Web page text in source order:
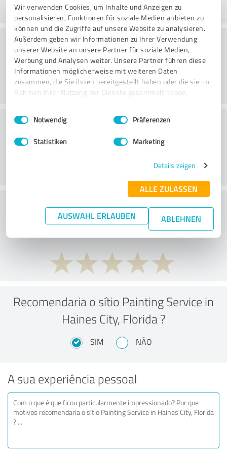
Wir verwenden Cookies, um Inhalte und Anzeigen zu
personalisieren, Funktionen für soziale Medien anbieten zu
können und die Zugriffe auf unsere Website zu analysieren.
Außerdem geben wir Informationen zu Ihrer Verwendung
unserer Website an unsere Partner für soziale Medien,
Werbung und Analysen weiter. Unsere Partner führen diese
Informationen möglicherweise mit weiteren Daten
zusammen, die Sie ihnen bereitgestellt haben oder die sie im
Rahmen Ihrer Nutzung der Dienste gesammelt haben.
Impressum Datenschutzbestimmungen
Einwilligungsauswahl
Notwendig Präferenzen
Statistiken Marketing
Details zeigen
ALLE ZULASSEN
AUSWAHL ERLAUBEN ABLEHNEN
Consultoria
Serviço ao cliente
O que acha da relação
preço/desempenho?
Recomendaria o sítio Painting Service in
Haines City, Florida ?
SIM NÃO
A sua experiência pessoal